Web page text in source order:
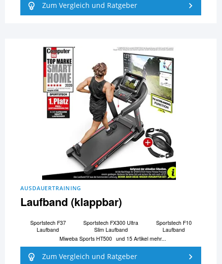
Zum Vergleich und Ratgeber
AUSDAUERTRAINING
Laufband (klappbar)
Sportstech F37
Laufband
Sportstech FX300 Ultra
Slim Laufband
Sportstech F10
Laufband
Miweba Sports HT500 und 15 Artikel mehr...
Zum Vergleich und Ratgeber